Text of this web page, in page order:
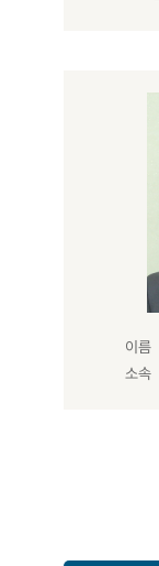
이름
소속